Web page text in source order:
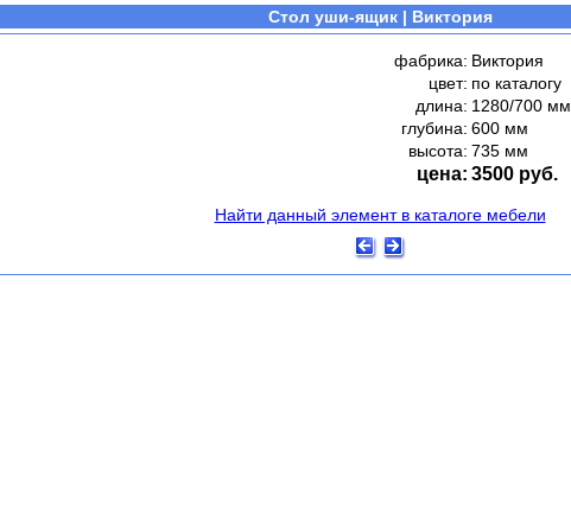
Стол уши-ящик | Виктория
фабрика: Виктория
цвет: по каталогу
длина: 1280/700 мм
глубина: 600 мм
высота: 735 мм
цена: 3500 руб.
Найти данный элемент в каталоге мебели